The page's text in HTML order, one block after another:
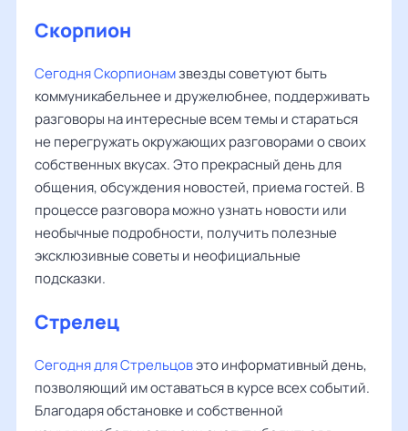
Скорпион
Сегодня Скорпионамзвезды советуют быть
коммуникабельнее и дружелюбнее, поддерживать
разговоры на интересные всем темы и стараться
не перегружать окружающих разговорами о своих
собственных вкусах. Это прекрасный день для
общения, обсуждения новостей, приема гостей. В
процессе разговора можно узнать новости или
необычные подробности, получить полезные
эксклюзивные советы и неофициальные
подсказки.
Стрелец
Сегодня для Стрельцовэто информативный день,
позволяющий им оставаться в курсе всех событий.
Благодаря обстановке и собственной